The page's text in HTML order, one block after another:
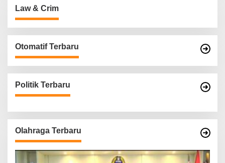
Law & Crim
Otomatif Terbaru
Politik Terbaru
Olahraga Terbaru